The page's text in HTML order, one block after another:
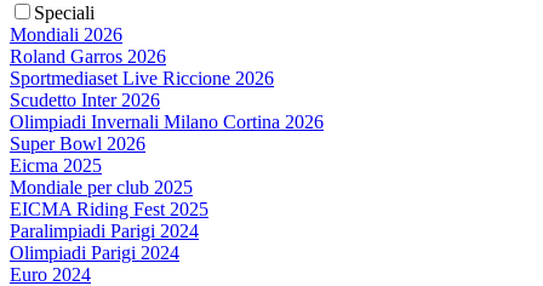
Speciali
Mondiali 2026
Roland Garros 2026
Sportmediaset Live Riccione 2026
Scudetto Inter 2026
Olimpiadi Invernali Milano Cortina 2026
Super Bowl 2026
Eicma 2025
Mondiale per club 2025
EICMA Riding Fest 2025
Paralimpiadi Parigi 2024
Olimpiadi Parigi 2024
Euro 2024